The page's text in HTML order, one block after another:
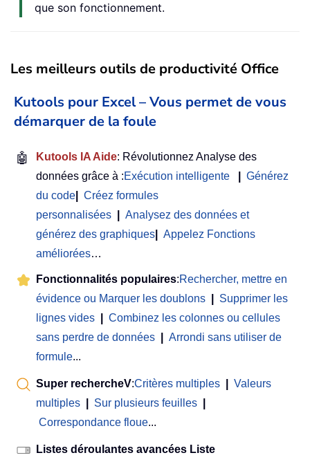
que son fonctionnement.
Les meilleurs outils de productivité Office
Kutools pour Excel – Vous permet de vous
démarquer de la foule
🤖 Kutools IA Aide: Révolutionnez Analyse des
données grâce à :Exécution intelligente
Générez
du code
Créez formules
personnalisées
Analysez des données et
générez des graphiques
Appelez Fonctions
améliorées…
Fonctionnalités populaires:Rechercher, mettre en
évidence ou Marquer les doublons
Supprimer les
lignes vides
Combinez les colonnes ou cellules
sans perdre de données
Arrondi sans utiliser de
formule...
Super rechercheV:Critères multiples
Valeurs
multiples
Sur plusieurs feuilles
Correspondance floue...
Listes déroulantes avancées Liste